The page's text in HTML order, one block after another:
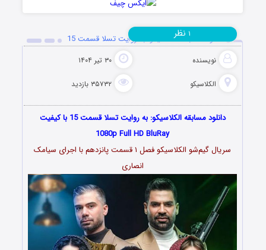
دانلود مسابقه الکلاسیکو: به روایت تسلا قسمت 15
نویسنده ۳۰ تیر ۱۴۰۴
الکلاسیکو ۳۵۷۳۲ بازدید
۱ نظر
دانلود مسابقه الکلاسیکو: به روایت تسلا قسمت 15 با کیفیت
1080p Full HD BluRay
سریال گیم‌شو الکلاسیکو فصل ۱ قسمت پانزدهم با اجرای سیامک
انصاری